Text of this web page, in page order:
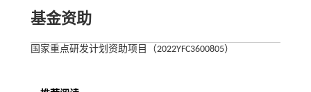
基金资助
国家重点研发计划资助项目（2022YFC3600805）